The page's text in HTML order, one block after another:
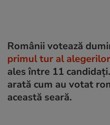
Românii votează
primul tur al
ales între 11
arată cum au votat
această seară.